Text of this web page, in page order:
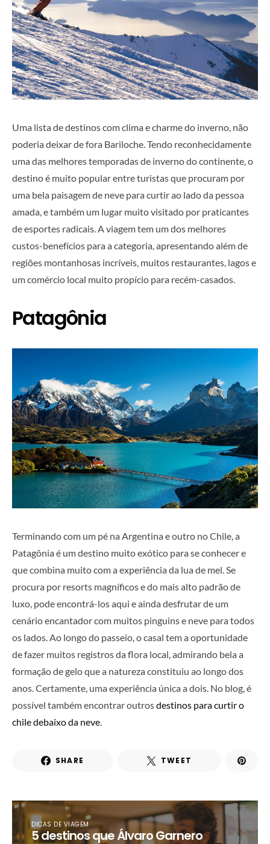
Uma lista de destinos com clima e charme do inverno, não
poderia deixar de fora Bariloche. Tendo reconhecidamente
uma das melhores temporadas de inverno do continente, o
destino é muito popular entre turistas que procuram por
uma bela paisagem de neve para curtir ao lado da pessoa
amada, e também um lugar muito visitado por praticantes
de esportes radicais. A viagem tem um dos melhores
custos-benefícios para a categoria, apresentando além de
regiões montanhosas incríveis, muitos restaurantes, lagos e
um comércio local muito propício para recém-casados.
Patagônia
Terminando com um pé na Argentina e outro no Chile, a
Patagônia é um destino muito exótico para se conhecer e
que combina muito com a experiência da lua de mel. Se
procura por resorts magníficos e do mais alto padrão de
luxo, pode encontrá-los aqui e ainda desfrutar de um
cenário encantador com muitos pinguins e neve para todos
os lados. Ao longo do passeio, o casal tem a oportunidade
de fazer muitos registros da flora local, admirando bela a
formação de gelo que a natureza constituiu ao longo dos
anos. Certamente, uma experiência única a dois. No blog, é
possível também encontrar outrosdestinos para curtir o
chile debaixo da neve.
SHARE TWEET
DICAS DE VIAGEM
5 destinos que Álvaro Garnero